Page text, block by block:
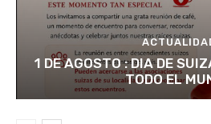
1 DE AGOSTO : DIA DE
TODO EL